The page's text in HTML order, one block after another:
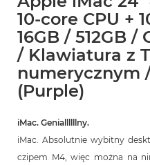
10-core CPU +
16GB / 512GB
/ Klawiatura z
numerycznym
(Purple)
iMac. Geniallllllny.
iMac. Absolutnie wybitny
czipem M4, więc można na